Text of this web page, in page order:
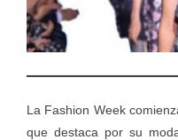
La Fashion Week
que destaca por su